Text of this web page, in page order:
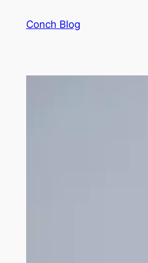
Conch Blog